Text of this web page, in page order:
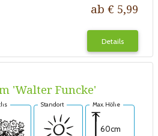
ab € 5,99
Details
'Walter Funcke'
Standort Max. Höhe
60cm